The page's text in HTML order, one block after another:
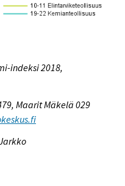
indeksi 2018,
Maarit Mäkelä 029